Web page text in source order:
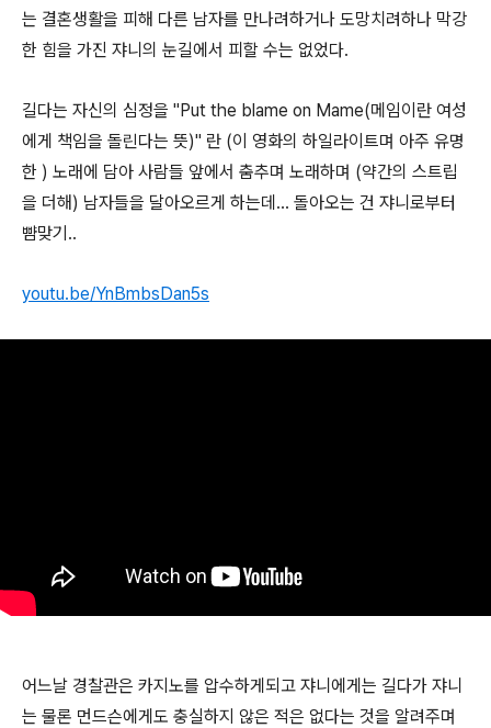
는 결혼생활을 피해 다른 남자를 만나려하거나 도망치려하나 막강
한 힘을 가진 쟈니의 눈길에서 피할 수는 없었다.
길다는 자신의 심정을 "Put the blame on Mame(메임이란 여성
에게 책임을 돌린다는 뜻)" 란 (이 영화의 하일라이트며 아주 유명
한 ) 노래에 담아 사람들 앞에서 춤추며 노래하며 (약간의 스트립
을 더해) 남자들을 달아오르게 하는데... 돌아오는 건 쟈니로부터
뺨맞기..
youtu.be/YnBmbsDan5s
어느날 경찰관은 카지노를 압수하게되고 쟈니에게는 길다가 쟈니
는 물론 먼드슨에게도 충실하지 않은 적은 없다는 것을 알려주며